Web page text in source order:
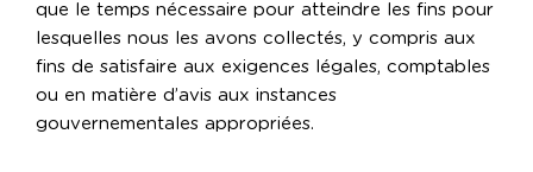
que le temps nécessaire pour atteindre les fins pour
lesquelles nous les avons collectés, y compris aux
fins de satisfaire aux exigences légales, comptables
ou en matière d’avis aux instances
gouvernementales appropriées.